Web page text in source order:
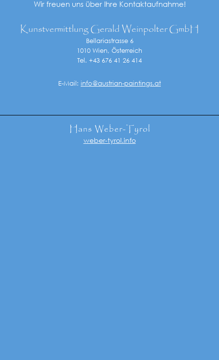
Wir freuen uns über Ihre Kontaktaufnahme!
Kunstvermittlung Gerald Weinpolter GmbH
Bellariastrasse 6
1010 Wien, Österreich
Tel. +43 676 41 26 414
E-Mail: info@austrian-paintings.at
Hans Weber-Tyrol
weber-tyrol.info